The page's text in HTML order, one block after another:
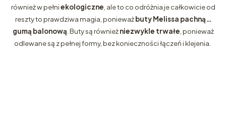
również w pełniekologiczne , ale to co odróżnia je całkowicie od
reszty to prawdziwa magia, ponieważbuty Melissa pachną…
gumą balonową . Buty są równieżniezwykle trwałe , ponieważ
odlewane są z pełnej formy, bez konieczności łączeń i klejenia.